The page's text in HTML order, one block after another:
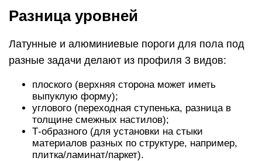
Разница уровней
Латунные и алюминиевые пороги для пола под
разные задачи делают из профиля 3 видов:
плоского (верхняя сторона может иметь
выпуклую форму);
углового (переходная ступенька, разница в
толщине смежных настилов);
Т-образного (для установки на стыки
материалов разных по структуре, например,
плитка/ламинат/паркет).